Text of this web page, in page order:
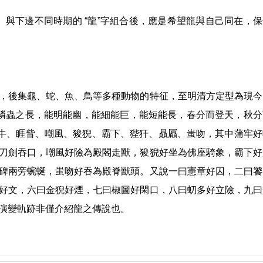
與下邊不同時期的 “龍”字組合後，應是希望龍與自己同在，
後集龜、蛇、魚、鳥等多種動物的特征，至明清方定型為現
蟲之長，能明能幽，能細能巨，能短能長，春分而登天，秋
、睚眥、嘲風、狻猊、霸下、狴犴、贔屭、蚩吻，其中蒲牢
劍吞口，嘲風好險為殿閣走獸，狻猊好坐為佛座騎象，霸下
兩旁蜿蜒，蚩吻好吞為殿脊獸頭。又說一曰憲章好囚，二曰
文，六曰金猊好煙，七曰椒圖好閑口，八曰虭多好立險，九
變軌跡非僅介紹龍之傳說也。